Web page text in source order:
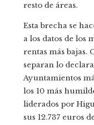
resto de áreas.
Esta brecha se
a los datos de los
rentas más bajas.
separan lo
Ayuntamientos
los 10 más
liderados por
sus 12.737 euros